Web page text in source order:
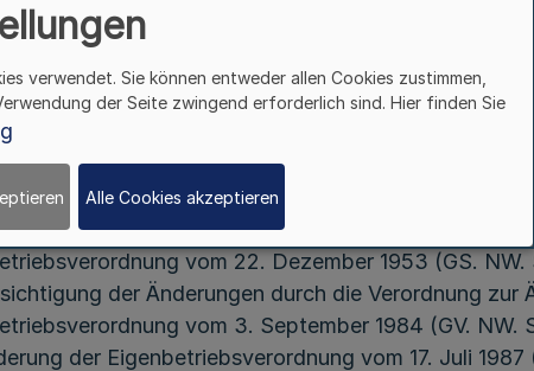
des Artikel II der Verordnung zur Änderung der
1987 (GV. NW. S. 290) wird nachstehend der
vom 22. Dezember 1953 (GS. NW.
der Änderungen durch die Verordnung zur
vom 3. September 1984 (GV. NW.
der Eigenbetriebsverordnung vom 17. Juli 1987
verwendet. Sie können entweder allen Cookies zustimmen,
der Seite zwingend erforderlich sind. Hier finden Sie
Alle Cookies akzeptieren